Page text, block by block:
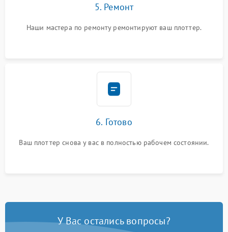
5. Ремонт
Наши мастера по ремонту ремонтируют ваш плоттер.
6. Готово
Ваш плоттер снова у вас в полностью рабочем состоянии.
У Вас остались вопросы?